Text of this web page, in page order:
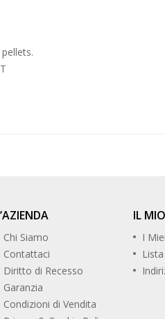
Chi Siamo
Contattaci
Diritto di Recesso
Garanzia
Condizioni di Vendita
IL
I